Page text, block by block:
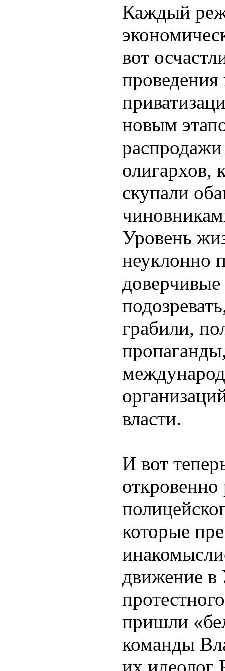
Каждый
вот
новым
олигархов,
скупали
Уровень
неуклонно
грабили,
власти.
И вот
которые
движение в
пришли
команды
их идеолог